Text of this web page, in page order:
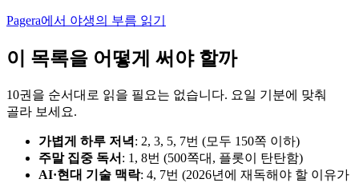
Pagera에서 야생의 부름 읽기
이 목록을 어떻게 써야 할까
10권을 순서대로 읽을 필요는 없습니다. 요일 기분에 맞춰
골라 보세요.
가볍게 하루 저녁: 2, 3, 5, 7번 (모두 150쪽 이하)
주말 집중 독서 : 1, 8번 (500쪽대, 플롯이 탄탄함)
AI·현대 기술 맥락: 4, 7번 (2026년에 재독해야 할 이유가